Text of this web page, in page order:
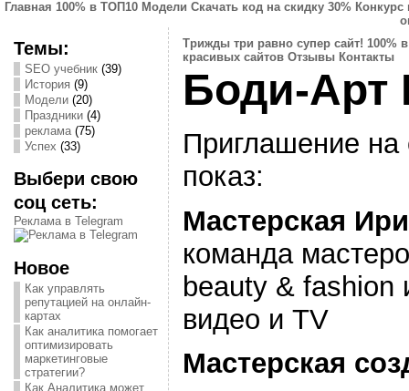
Главная 100% в ТОП10 Модели Скачать код на скидку 30% Конкурс
Темы:
SEO учебник(39)
История (9)
Модели(20)
Праздники(4)
реклама(75)
Успех (33)
Выбери свою
соц сеть:
Реклама в Telegram
Новое
Как управлять
репутацией на онлайн-
картах
Как аналитика помогает
оптимизировать
маркетинговые
стратегии?
Как Аналитика может
Трижды три равно супер сайт! 100%
красивых сайтов Отзывы Контакты
Боди-Арт
Приглашение
показ:
Мастерская
команда
beauty & fashion
видео и TV
Мастерская